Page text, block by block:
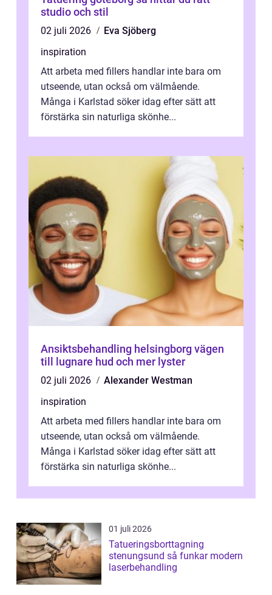
studio och stil
02 juli 2026
Eva Sjöberg
inspiration
Att arbeta med fillers handlar inte bara om
utseende, utan också om välmående.
Många i Karlstad söker idag efter sätt att
förstärka sin naturliga skönhe...
Ansiktsbehandling helsingborg vägen
till lugnare hud och mer lyster
02 juli 2026
Alexander Westman
inspiration
Att arbeta med fillers handlar inte bara om
utseende, utan också om välmående.
Många i Karlstad söker idag efter sätt att
förstärka sin naturliga skönhe...
01 juli 2026
Tatueringsborttagning
stenungsund så funkar modern
laserbehandling